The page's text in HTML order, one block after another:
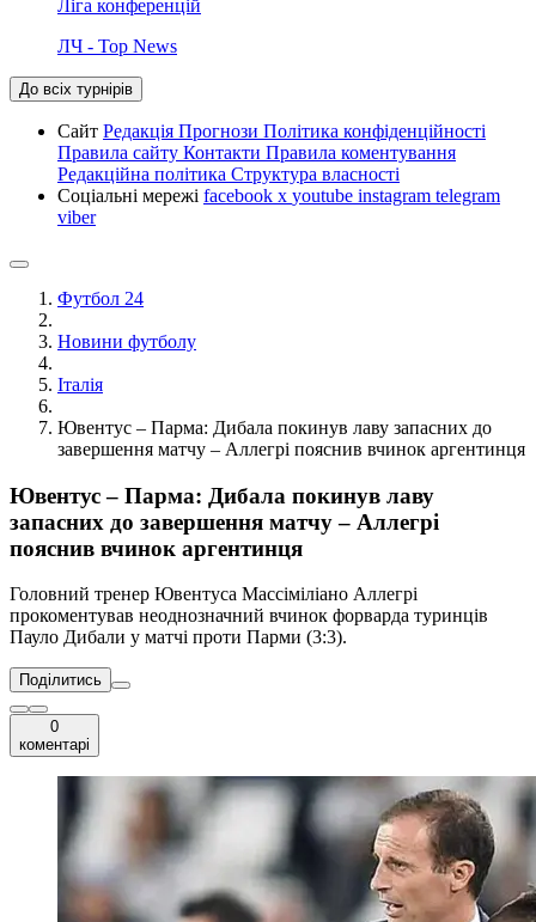
Ліга конференцій
ЛЧ - Top News
До всіх турнірів
Сайт Редакція Прогнози Політика конфіденційності
Правила сайту Контакти Правила коментування
Редакційна політика Структура власності
Соціальні мережі facebook x youtube instagram telegram
viber
Футбол 24
Новини футболу
Італія
Ювентус – Парма: Дибала покинув лаву запасних до
завершення матчу – Аллегрі пояснив вчинок аргентинця
Ювентус – Парма: Дибала покинув лаву
запасних до завершення матчу – Аллегрі
пояснив вчинок аргентинця
Головний тренер Ювентуса Массіміліано Аллегрі
прокоментував неоднозначний вчинок форварда туринців
Пауло Дибали у матчі проти Парми (3:3).
Поділитись
0
коментарі